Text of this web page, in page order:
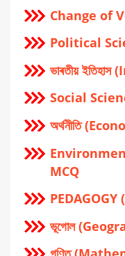
Change of
Political
ভাৰতীয়
Social
অর্থনীতি
MCQ
PEDAGOGY
ভূগোল